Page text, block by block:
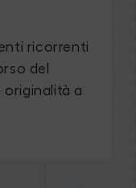
ricorrenti
del
originalità a